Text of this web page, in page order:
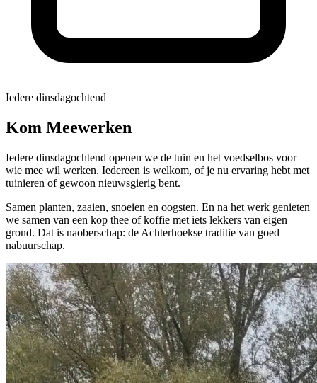
Iedere dinsdagochtend
Kom Meewerken
Iedere dinsdagochtend openen we de tuin en het voedselbos voor
wie mee wil werken. Iedereen is welkom, of je nu ervaring hebt met
tuinieren of gewoon nieuwsgierig bent.
Samen planten, zaaien, snoeien en oogsten. En na het werk genieten
we samen van een kop thee of koffie met iets lekkers van eigen
grond. Dat is naoberschap: de Achterhoekse traditie van goed
nabuurschap.